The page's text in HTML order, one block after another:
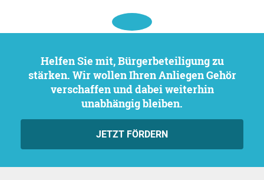
Helfen Sie mit, Bürgerbeteiligung zu
stärken. Wir wollen Ihren Anliegen Gehör
verschaffen und dabei weiterhin
unabhängig bleiben.
JETZT FÖRDERN